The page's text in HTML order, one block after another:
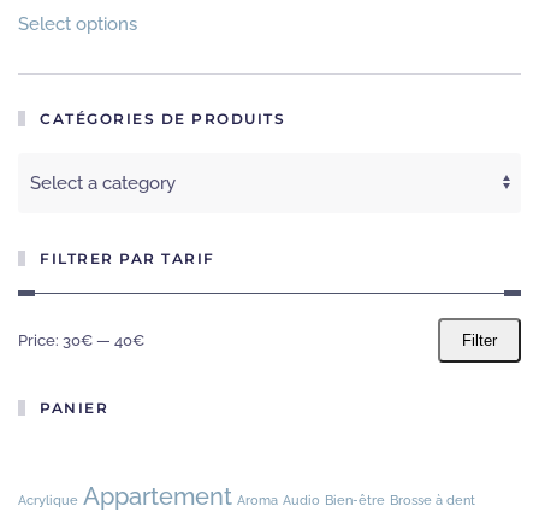
Select options
CATÉGORIES DE PRODUITS
FILTRER PAR TARIF
Filter
Price: 30€ — 40€
PANIER
Acrylique Appartement Aroma Audio Bien-être Brosse à dent